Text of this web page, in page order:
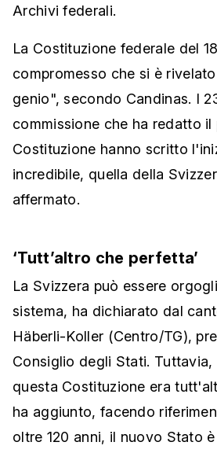
Archivi federali.
La Costituzione federale del
compromesso che si è
genio", secondo Candinas. I
commissione che ha redatto
Costituzione hanno scritto
incredibile, quella della
affermato.
‘Tutt’altro che perfetta’
La Svizzera può essere
sistema, ha dichiarato dal
Häberli-Koller (Centro/TG),
Consiglio degli Stati.
questa Costituzione era
ha aggiunto, facendo
oltre 120 anni, il nuovo Stato